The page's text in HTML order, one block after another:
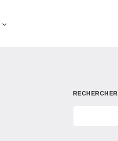
RECHERCHER